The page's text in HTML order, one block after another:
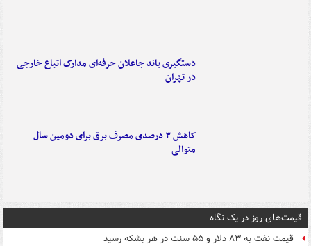
دستگیری باند جاعلان حرفه‌ای مدارک اتباع خارجی
در تهران
کاهش ۳ درصدی مصرف برق برای دومین سال
متوالی
قیمت‌های روز در یک نگاه
قیمت نفت به ۸۳ دلار و ۵۵ سنت در هر بشکه رسید